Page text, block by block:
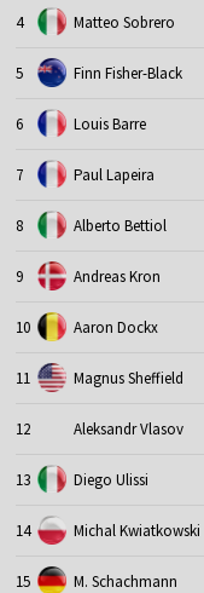
4 Matteo Sobrero
5 Finn Fisher-Black
6 Louis Barre
7 Paul Lapeira
8 Alberto Bettiol
9 Andreas Kron
10 Aaron Dockx
11 Magnus Sheffield
12 Aleksandr Vlasov
13 Diego Ulissi
14 Michal Kwiatkowski
15 M. Schachmann